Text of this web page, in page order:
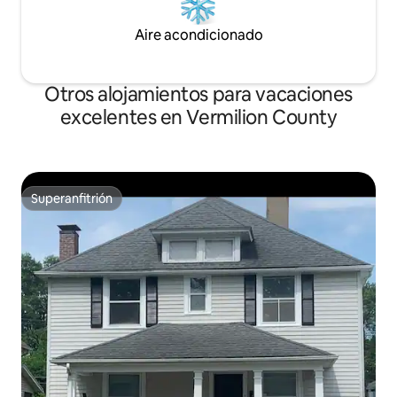
Aire acondicionado
Otros alojamientos para vacaciones
excelentes en Vermilion County
Superanfitrión
Superanfitrión